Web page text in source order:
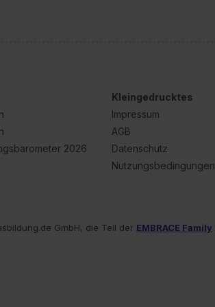
2026
Kleingedrucktes
Impressum
AGB
Datenschutz
Nutzungsbedingungen
GmbH, die Teil der EMBRACE Family